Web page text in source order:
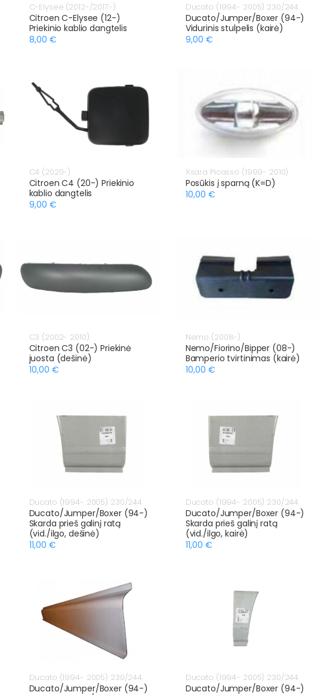
C-Elysee (2012-/2017-)
Citroen C-Elysee (12-)
Priekinio kablio dangtelis
8,00 €
Ducato (1994- 2005) 230/244
Ducato/Jumper/Boxer (94-)
Vidurinis stulpelis (kairė)
9,00 €
C4 (2020-)
Citroen C4 (20-) Priekinio
kablio dangtelis
9,00 €
Xsara Picasso (1999- 2010)
Posūkis į sparną (K=D)
10,00 €
C3 (2002- 2010)
Citroen C3 (02-) Priekinė
juosta (dešinė)
10,00 €
Nemo (2008-)
Nemo/Fiorino/Bipper (08-)
Bamperio tvirtinimas (kairė)
10,00 €
Ducato (1994- 2005) 230/244
Ducato/Jumper/Boxer (94-)
Skarda prieš galinį ratą
(vid./ilgo, dešinė)
11,00 €
Ducato (1994- 2005) 230/244
Ducato/Jumper/Boxer (94-)
Skarda prieš galinį ratą
(vid./ilgo, kairė)
11,00 €
Ducato (1994- 2005) 230/244
Ducato/Jumper/Boxer (94-)
Ducato (1994- 2005) 230/244
Ducato/Jumper/Boxer (94-)